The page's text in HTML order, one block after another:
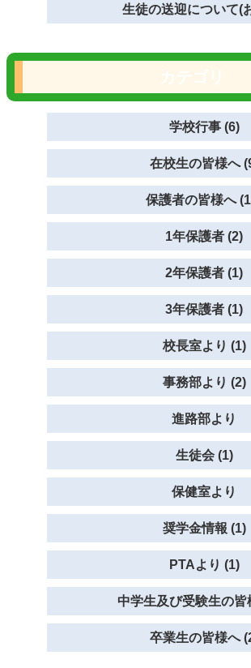
生徒の送迎について(
学校行事 (6)
在校生の皆様へ
保護者の皆様へ
1年保護者 (2)
2年保護者 (1)
3年保護者 (1)
校長室より (1)
事務部より (2)
進路部より
生徒会 (1)
保健室より
奨学金情報 (1)
PTAより (1)
中学生及び受験生の皆
卒業生の皆様へ